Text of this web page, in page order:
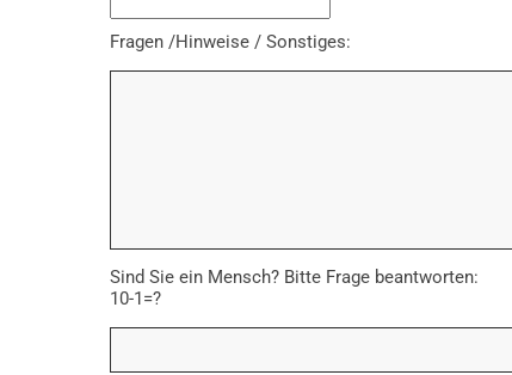
Fragen /Hinweise / Sonstiges:
Sind Sie ein Mensch? Bitte Frage beantworten:
10-1=?